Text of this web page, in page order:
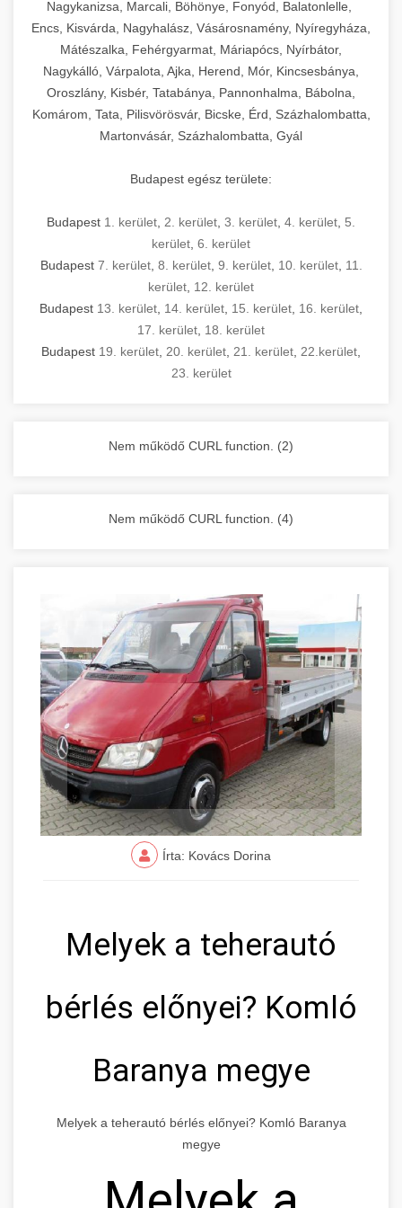
Ipari sütők és gőzpárolók katalógusa -
chef-iparikonyhagepek.hu
berendezések
használatot, miközben megfelel az összes
higiéniai előírásnak.
Ipari hűtőberendezések széles
választéka - chef-iparikonyhagepek.hu
kereskedelmi hűtőegység és hűtőkamra rendszerek
hőmérsékletet és vízminőséget figyelő
rendszerekkel, valamint energiatakarékos
technológiával rendelkeznek. A rozsdamentes
acél konstrukció és a könnyen hozzáférhető
karbantartási pontok biztosítják a hosszú
élettartamot és az egyszerű üzemeltetést.
Ipari mosogatógépek teljes kínálata -
kereskedelmi mosogatógép és tisztítóberendezések
tisztíthatók, szétszerelhetők és karbantarthatók,
megfelelnek az összes élelmiszer-biztonsági
előírásnak. Különböző teljesítményű modellek
állnak rendelkezésre asztali és állványos
kivitelben, az egyedi igények és a
feldolgozandó mennyiségek függvényében.
Biztonságos kezelést biztosító védőburkolatok
számára.
Sajtreszelő gépek szakmai választéka -
chef-iparikonyhagepek.hu
kereskedelmi sajtreszelő és aprítógépek
berendezést magában foglal, amely szükséges
egy modern, hatékonyan működő
kereskedelmi konyha komplett felszereléséhez
és működtetéséhez. Az alapvető
főzőberendezésektől (tűzhelyek, sütők,
grillsütők, frittőzök) kezdve a speciális
feldolgozógépeken (szeletelők, aprítók,
kiegészítő eszközökig mindent egy helyen
megtalál. Szakértő tanácsadóink segítenek a
megfelelő berendezések kiválasztásában, a
konyha optimális elrendezésének
megtervezésében, valamint a telepítés és az
üzembe helyezés koordinálásában. Hosszú távú
garancia, gyors szerviz és folyamatos műszaki
támogatás biztosítja az Ön nyugalmát és
Nagykonyhai berendezések komplett
Nagykanizsa, Marcali, Böhönye, Fonyód, Balatonlelle,
Encs, Kisvárda, Nagyhalász, Vásárosnamény, Nyíregyháza,
Mátészalka, Fehérgyarmat, Máriapócs, Nyírbátor,
Nagykálló, Várpalota, Ajka, Herend, Mór, Kincsesbánya,
Oroszlány, Kisbér, Tatabánya, Pannonhalma, Bábolna,
Komárom, Tata, Pilisvörösvár, Bicske, Érd, Százhalombatta,
Martonvásár, Százhalombatta, Gyál
Budapest egész területe:
Budapest 1. kerület 2. kerület 3. kerület 4. kerület 5.
kerület 6. kerület
Budapest 7. kerület, 8. kerület, 9. kerület, 10. kerület, 11.
kerület 12. kerület
Budapest 13. kerület 14. kerület 15. kerület 16. kerület
17. kerület 18. kerület
Budapest 19. kerület 20. kerület 21. kerület 22.kerület
23. kerület
Nem működő CURL function. (2)
Nem működő CURL function. (4)
Írta: Kovács Dorina
Melyek a teherautó
bérlés előnyei? Komló
Baranya megye
Melyek a teherautó bérlés előnyei? Komló Baranya
megye